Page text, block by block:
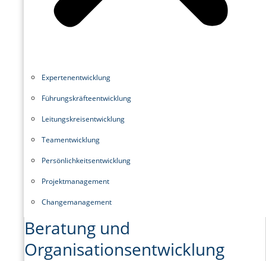
Experten­entwicklung
Führungskräfte­entwicklung
Leitungskreisentwicklung
Teamentwicklung
Persönlichkeitsentwicklung
Projektmanagement
Changemanagement
Beratung und
Organisationsentwicklung